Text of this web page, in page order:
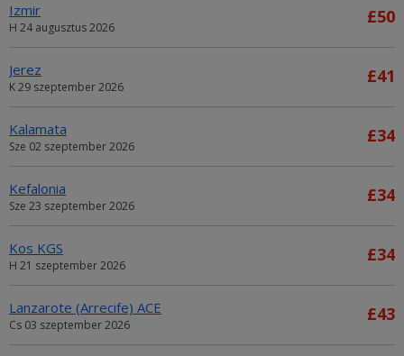
Izmir
H 24 augusztus 2026
£50
Jerez
K 29 szeptember 2026
£41
Kalamata
Sze 02 szeptember 2026
£34
Kefalonia
Sze 23 szeptember 2026
£34
Kos KGS
H 21 szeptember 2026
£34
Lanzarote (Arrecife) ACE
Cs 03 szeptember 2026
£43